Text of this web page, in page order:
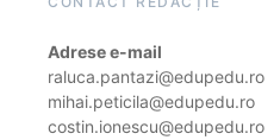
Adrese e-mail
raluca.pantazi@edupedu.ro
mihai.peticila@edupedu.ro
costin.ionescu@edupedu.ro